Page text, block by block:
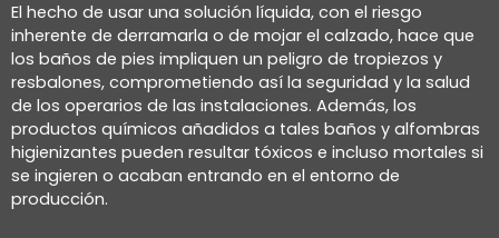
El hecho de usar una solución líquida, con el riesgo
inherente de derramarla o de mojar el calzado, hace que
los baños de pies impliquen un peligro de tropiezos y
resbalones, comprometiendo así la seguridad y la salud
de los operarios de las instalaciones. Además, los
productos químicos añadidos a tales baños y alfombras
higienizantes pueden resultar tóxicos e incluso mortales si
se ingieren o acaban entrando en el entorno de
producción.